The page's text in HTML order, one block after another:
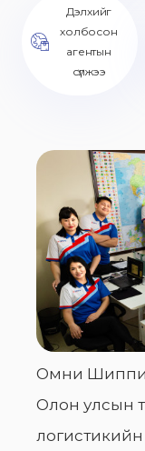
Дэлхийг
холбосон
агентын
сүлжээ
Омни
Олон улсын
логистикийн